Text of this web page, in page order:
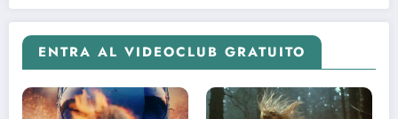
ENTRA AL VIDEOCLUB GRATUITO